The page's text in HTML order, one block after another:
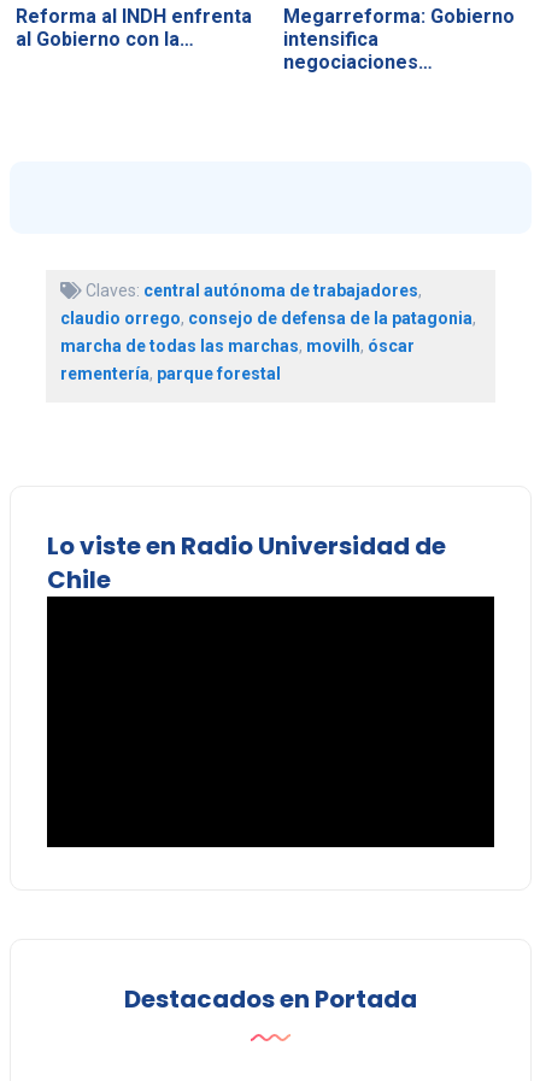
Reforma al INDH enfrenta
al Gobierno con la…
Megarreforma: Gobierno
intensifica
negociaciones…
Claves: central autónoma de trabajadores,
claudio orrego, consejo de defensa de la patagonia,
marcha de todas las marchas, movilh, óscar
rementería, parque forestal
Lo viste en Radio Universidad de
Chile
Destacados en Portada